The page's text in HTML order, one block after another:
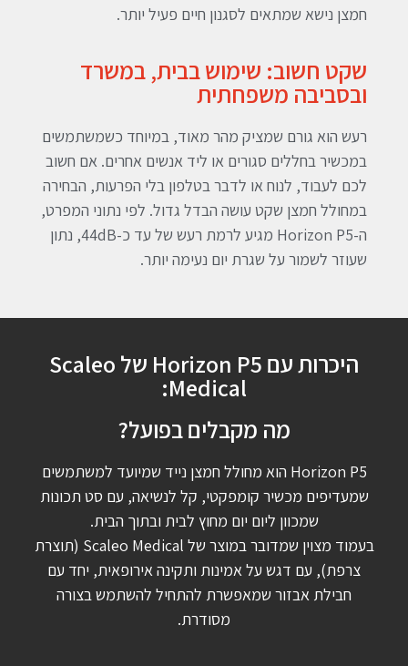
חמצן נישא שמתאים לסגנון חיים פעיל יותר.
שקט חשוב: שימוש בבית, במשרד
ובסביבה משפחתית
רעש הוא גורם שמציק מהר מאוד, במיוחד כשמשתמשים
במכשיר בחללים סגורים או ליד אנשים אחרים. אם חשוב
לכם לעבוד, לנוח או לדבר בטלפון בלי הפרעות, הבחירה
במחולל חמצן שקט עושה הבדל גדול. לפי נתוני המפרט,
ה-Horizon P5 מגיע לרמת רעש של עד כ-44dB, נתון
שעוזר לשמור על שגרת יום נעימה יותר.
היכרות עם Horizon P5 של Scaleo
Medical:
מה מקבלים בפועל?
Horizon P5 הוא מחולל חמצן נייד שמיועד למשתמשים
שמעדיפים מכשיר קומפקטי, קל לנשיאה, עם סט תכונות
שמכוון ליום יום מחוץ לבית ובתוך הבית.
בעמוד מצוין שמדובר במוצר של Scaleo Medical (תוצרת
צרפת), עם דגש על אמינות ותקינה אירופאית, יחד עם
חבילת אבזור שמאפשרת להתחיל להשתמש בצורה
מסודרת.